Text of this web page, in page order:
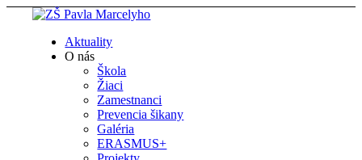
Aktuality
O nás
Škola
Žiaci
Zamestnanci
Prevencia šikany
Galéria
ERASMUS+